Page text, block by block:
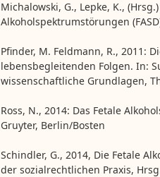
Michalowski, G., Lepke, K.,
Alkoholspektrumstörungen
Pfinder, M. Feldmann, R., 2011:
lebensbegleitenden Folgen. In:
wissenschaftliche Grundlagen,
Ross, N., 2014: Das Fetale
Gruyter, Berlin/Bosten
Schindler, G., 2014, Die Fetale
der sozialrechtlichen Praxis,